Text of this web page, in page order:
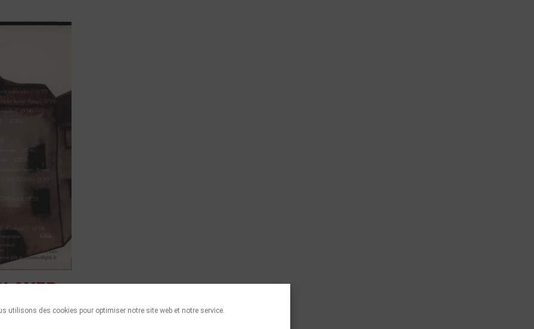
utilisons des cookies pour optimiser notre site web et notre service.